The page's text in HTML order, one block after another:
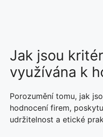
Jak jsou
využívána k
Porozumění tomu, jak
hodnocení firem,
udržitelnost a etické